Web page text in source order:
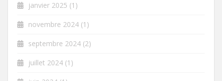
janvier 2025 (1)
novembre 2024 (1)
septembre 2024 (2)
juillet 2024 (1)